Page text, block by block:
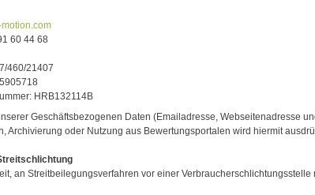
60 44 68
460/21407
HRB132114B
Geschäftsbezogenen Daten (Emailadresse, Webseitenadresse
Archivierung oder Nutzung aus Bewertungsportalen wird hiermit
an Streitbeilegungsverfahren vor einer